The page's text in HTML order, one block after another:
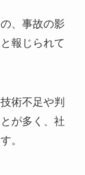
、事故の影
報じられて
術不足や判
が多く、社
。